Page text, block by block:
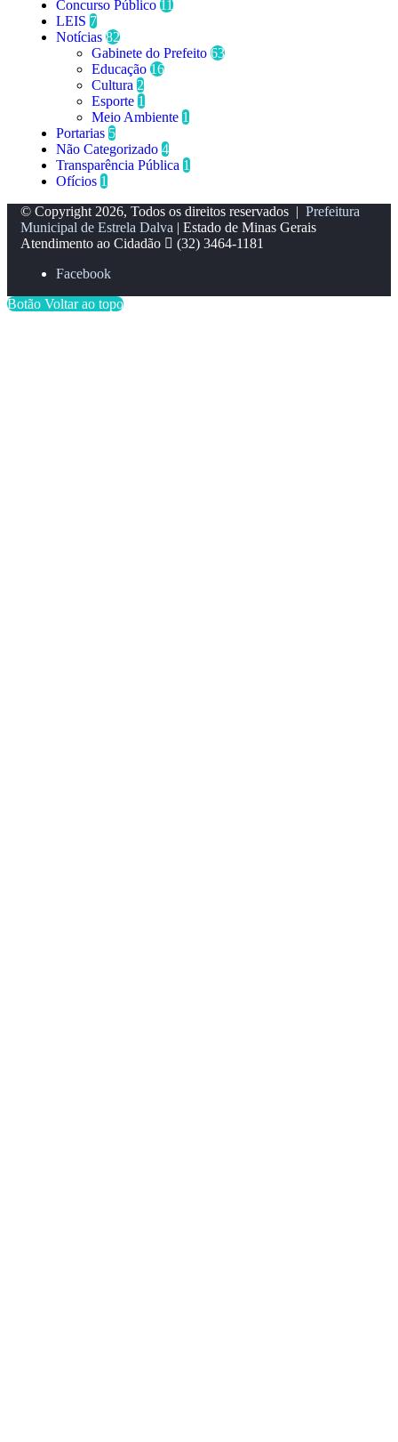
Concurso Público 11
LEIS 7
Notícias 82
Gabinete do Prefeito 63
Educação 16
Cultura 2
Esporte 1
Meio Ambiente 1
Portarias 5
Não Categorizado 4
Transparência Pública 1
Ofícios 1
© Copyright 2026, Todos os direitos reservados | Prefeitura
Municipal de Estrela Dalva | Estado de Minas Gerais
Atendimento ao Cidadão
(32) 3464-1181
Facebook
Botão Voltar ao topo